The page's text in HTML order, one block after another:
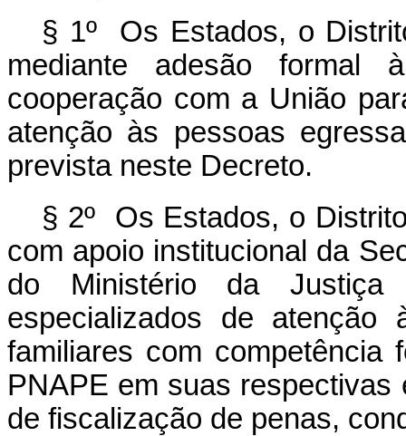
§ 1º Os Estados, o
mediante adesão
cooperação com a União
atenção às pessoas
prevista neste Decreto.
§ 2º Os Estados, o
com apoio institucional da
do Ministério da Justiça
especializados de
familiares com competência
PNAPE em suas
de fiscalização de penas,